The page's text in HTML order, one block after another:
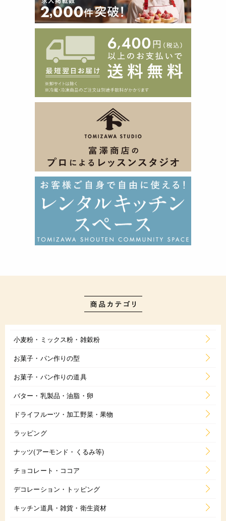
小麦粉・ミックス粉・雑穀粉
お菓子・パン作りの型
お菓子・パン作りの道具
バター・乳製品・油脂・卵
ドライフルーツ・加工野菜・果物
ラッピング
ナッツ(アーモンド・くるみ等)
チョコレート・ココア
デコレーション・トッピング
キッチン道具・雑貨・衛生資材